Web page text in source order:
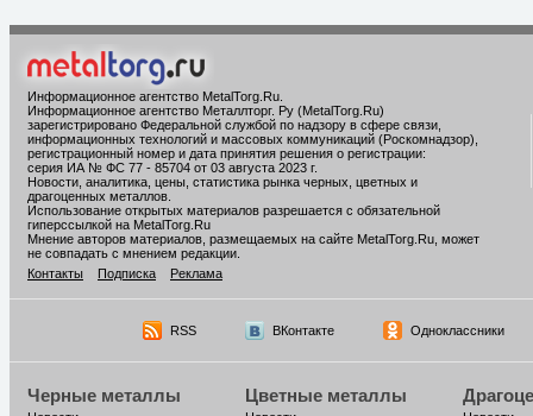
Информационное агентство MetalTorg.Ru
Информационное агентство Металлторг. Ру (MetalTorg.Ru)
зарегистрировано Федеральной службой по надзору в сфере связи,
информационных технологий и массовых коммуникаций (Роскомнадзор),
регистрационный номер и дата принятия решения о регистрации:
серия ИА № ФС 77 - 85704 от 03 августа 2023 г.
Новости, аналитика, цены, статистика рынка черных, цветных и
драгоценных металлов.
Использование открытых материалов разрешается с обязательной
гиперссылкой на MetalTorg.Ru
Мнение авторов материалов, размещаемых на сайте MetalTorg.Ru, может
не совпадать с мнением редакции.
Контакты
Подписка Реклама
RSS ВКонтакте Одноклассники
Черные металлы Цветные металлы